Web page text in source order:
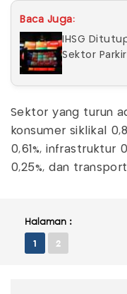
Baca Juga:
IHSG
Sektor
Sektor yang turun
konsumer siklikal
0,61%, infrastruktur
0,25%, dan
Halaman :
1 2